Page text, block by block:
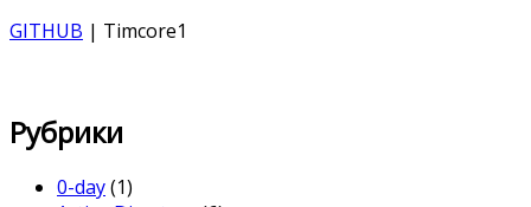
GITHUB | Timcore1
Рубрики
0-day(1)